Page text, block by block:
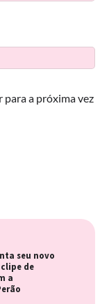
para a próxima vez
seu novo
de
a